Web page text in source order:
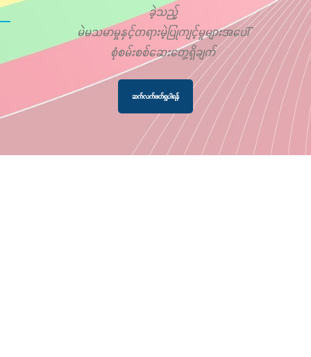
ခဲ့သည့်
မဲမသမာမှုနှင့်တရားမဲ့ပြုကျင့်မှုများအပေါ်
စုံစမ်းစစ်ဆေးတွေ့ရှိချက်
ဆက်လက်ဖတ်ရှုပါရန်